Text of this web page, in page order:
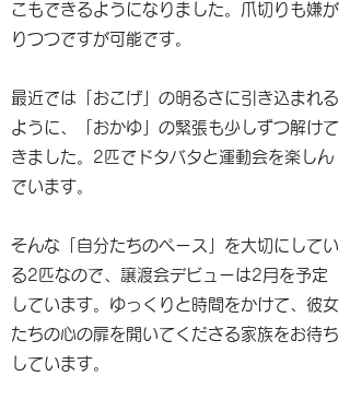
こもできるようになりました。爪切りも嫌が
りつつですが可能です。
最近では「おこげ」の明るさに引き込まれる
ように、「おかゆ」の緊張も少しずつ解けて
きました。2匹でドタバタと運動会を楽しん
でいます。
そんな「自分たちのペース」を大切にしてい
る2匹なので、譲渡会デビューは2月を予定
しています。ゆっくりと時間をかけて、彼女
たちの心の扉を開いてくださる家族をお待ち
しています。